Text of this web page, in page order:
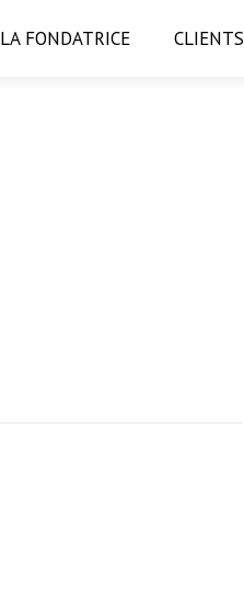
LA FONDATRICE CLIENTS